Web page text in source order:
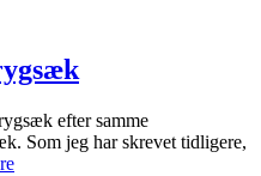
efter samme
Som jeg har skrevet tidligere,